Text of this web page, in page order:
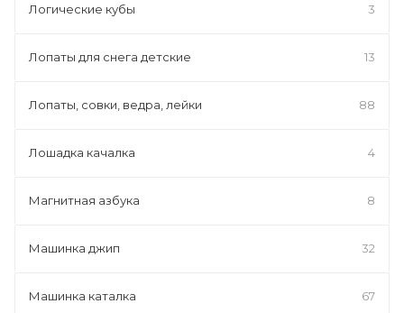
Логические кубы 3
Лопаты для снега детские 13
Лопаты, совки, ведра, лейки 88
Лошадка качалка 4
Магнитная азбука 8
Машинка джип 32
Машинка каталка 67